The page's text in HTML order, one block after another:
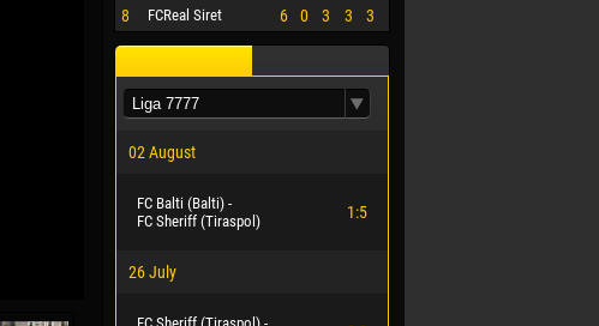
8 FCReal Siret 6 0 3 3 3
02 August
FC Balti (Balti) -
FC Sheriff (Tiraspol)
1:5
26 July